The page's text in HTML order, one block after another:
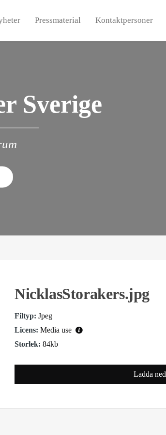
Pressmaterial Kontaktpersoner
Sverige
NicklasStorakers.jpg
Filtyp: Jpeg
Licens: Media use
Storlek: 84kb
Ladda ned